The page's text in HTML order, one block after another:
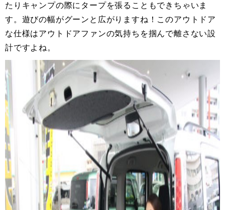
たりキャンプの際にタープを張ることもできちゃいま
す。遊びの幅がグーンと広がりますね！このアウトドア
な仕様はアウトドアファンの気持ちを掴んで離さない設
計ですよね。